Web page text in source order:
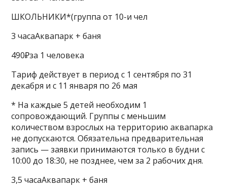
ШКОЛЬНИКИ*(группа от 10-и чел
3 часаАквапарк + баня
490₽за 1 человека
Тариф действует в период с 1 сентября по 31
декабря и с 11 января по 26 мая
* На каждые 5 детей необходим 1
сопровождающий. Группы с меньшим
количеством взрослых на территорию аквапарка
не допускаются. Обязательна предварительная
запись — заявки принимаются только в будни с
10:00 до 18:30, не позднее, чем за 2 рабочих дня.
3,5 часаАквапарк + баня